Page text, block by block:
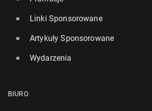
Linki Sponsorowane
Artykuły Sponsorowane
Wydarzenia
BIURO